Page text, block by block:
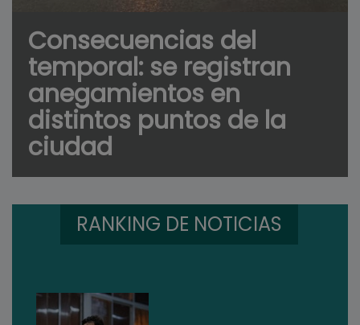
Consecuencias del
temporal: se registran
anegamientos en
distintos puntos de la
ciudad
RANKING DE NOTICIAS